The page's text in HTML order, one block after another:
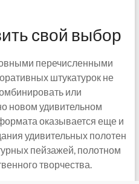
свой выбор
перечисленными
штукатурок не
или
новом удивительном
оказывается еще и
удивительных полотен
пейзажей, полотном
творчества.